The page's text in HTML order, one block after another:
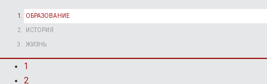
ОБРАЗОВАНИЕ
ИСТОРИЯ
ЖИЗНЬ
1
2